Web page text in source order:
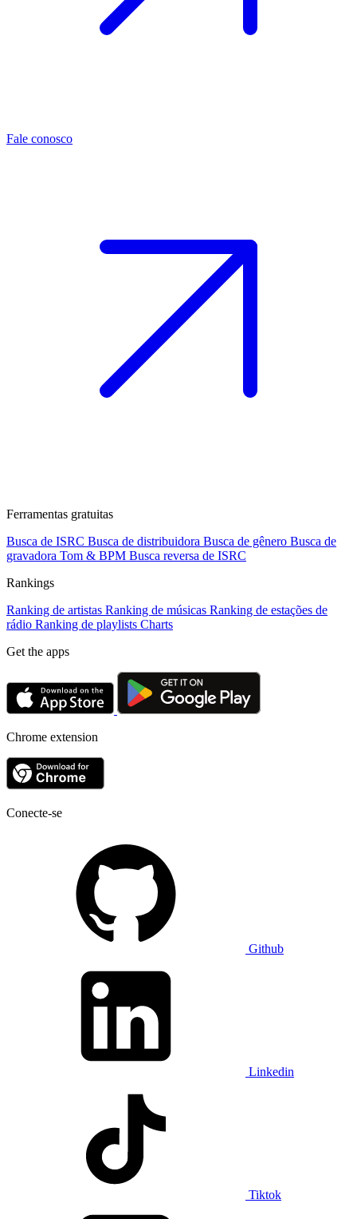
Fale conosco
Ferramentas gratuitas
Busca de ISRC Busca de distribuidora Busca de gênero Busca de
gravadora Tom & BPM Busca reversa de ISRC
Rankings
Ranking de artistas Ranking de músicas Ranking de estações de
rádio Ranking de playlists Charts
Get the apps
Chrome extension
Conecte-se
Github
Linkedin
Tiktok